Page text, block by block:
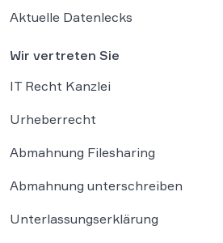
Aktuelle Datenlecks
Wir vertreten Sie
IT Recht Kanzlei
Urheberrecht
Abmahnung Filesharing
Abmahnung unterschreiben
Unterlassungserklärung